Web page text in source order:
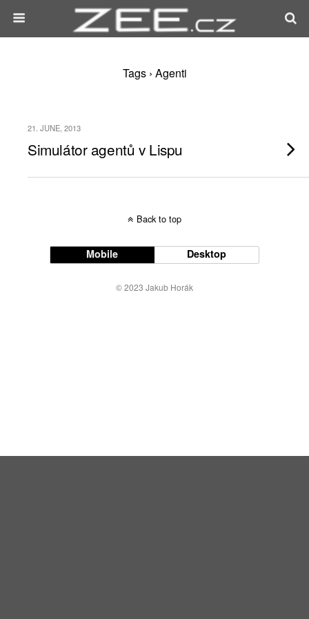
Tags › Agenti
21. JUNE, 2013
Simulátor agentů v Lispu
Back to top
Mobile Desktop
© 2023 Jakub Horák